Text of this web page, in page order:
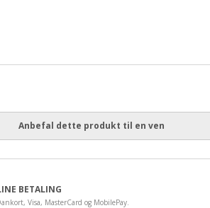
Anbefal dette produkt til en ven
BETALING
Visa, MasterCard og MobilePay.